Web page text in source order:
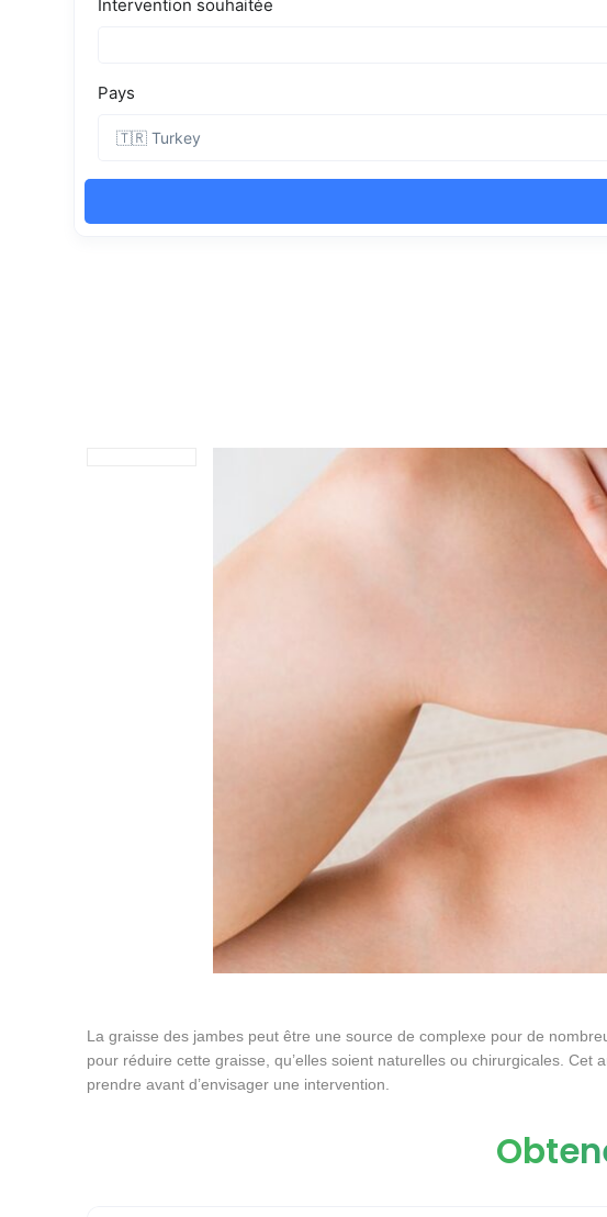
La graisse des jambes peut être une source de complexe pour de
pour réduire cette graisse, qu’elles soient naturelles ou chirurgicales.
prendre avant d’envisager une intervention.